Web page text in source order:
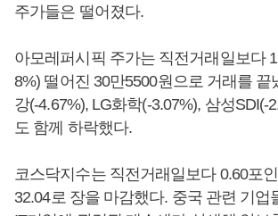
주가들은 떨어졌다.
아모레퍼시픽 주가는 직전거래일보다
8%) 떨어진 30만5500원으로 거래를 끝
강(-4.67%), LG화학(-3.07%), 삼성SDI(-
도 함께 하락했다.
코스닥지수는 직전거래일보다 0.60포
32.04로 장을 마감했다. 중국 관련 기업